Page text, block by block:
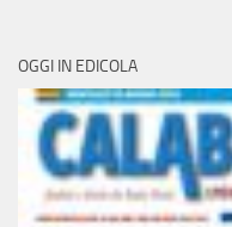
OGGI IN EDICOLA